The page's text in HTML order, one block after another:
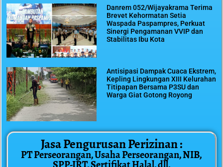
Danrem 052/Wijayakrama Terima
Brevet Kehormatan Setia
Waspada Paspampres, Perkuat
Sinergi Pengamanan VVIP dan
Stabilitas Ibu Kota
Antisipasi Dampak Cuaca Ekstrem,
Kepling Lingkungan XIII Kelurahan
Titipapan Bersama P3SU dan
Warga Giat Gotong Royong
Jasa Pengurusan Perizinan :
PT Perseorangan, Usaha Perseorangan, NIB,